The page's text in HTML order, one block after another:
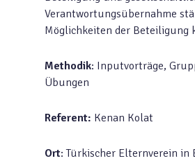
Verantwortungsübernahme
Möglichkeiten der Beteiligung
Methodik: Inputvorträge,
Übungen
Referent: Kenan Kolat
Ort: Türkischer Elternverein in